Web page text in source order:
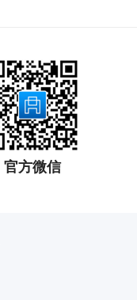
官方微信